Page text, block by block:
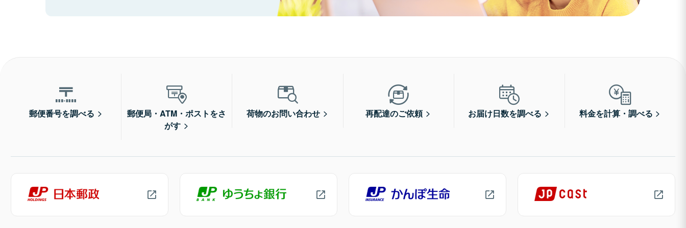
郵便番号を調べる
郵便局・ATM・ポストをさ
がす
荷物のお問い合わせ 再配達のご依頼 お届け日数を調べる 料金を計算・調べる